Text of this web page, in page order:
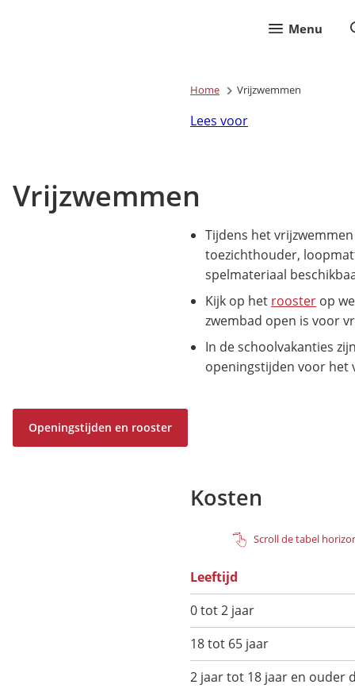
Menu
Home Vrijzwemmen
Lees voor
Vrijzwemmen
Tijdens het
toezichthouder,
spelmateriaal
Kijk op het rooster op
zwembad open is voor
In de schoolvakanties
openingstijden voor het
Openingstijden en rooster
Kosten
Scroll de tabel
Leeftijd
0 tot 2 jaar
18 tot 65 jaar
2 jaar tot 18 jaar en ouder